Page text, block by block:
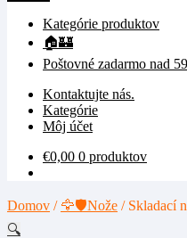
Kategórie produktov
🏠🏰
Poštovné zadarmo nad
Kontaktujte nás.
Kategórie
Môj účet
€0,00 0 produktov
Domov / 🦅🛡️Nože / Skladací
🔍